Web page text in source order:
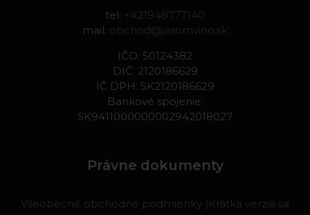
tel: +421948777140
mail: obchod@jasomvino.sk
IČO: 50124382
DIČ: 2120186629
IČ DPH: SK2120186629
Bankové spojenie:
SK9411000000002942018027
Právne dokumenty
Všeobecné obchodné podmienky (Krátka verzia sa